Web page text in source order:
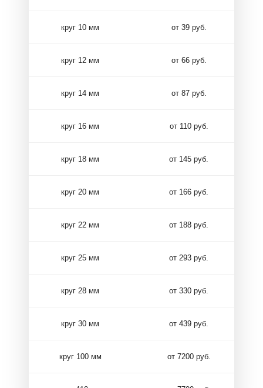
круг 10 мм от 39 руб.
круг 12 мм от 66 руб.
круг 14 мм от 87 руб.
круг 16 мм от 110 руб.
круг 18 мм от 145 руб.
круг 20 мм от 166 руб.
круг 22 мм от 188 руб.
круг 25 мм от 293 руб.
круг 28 мм от 330 руб.
круг 30 мм от 439 руб.
круг 100 мм от 7200 руб.